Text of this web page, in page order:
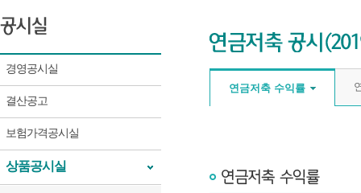
경영공시실
결산공고
보험가격공시실
상품공시실
연금저축 수익률